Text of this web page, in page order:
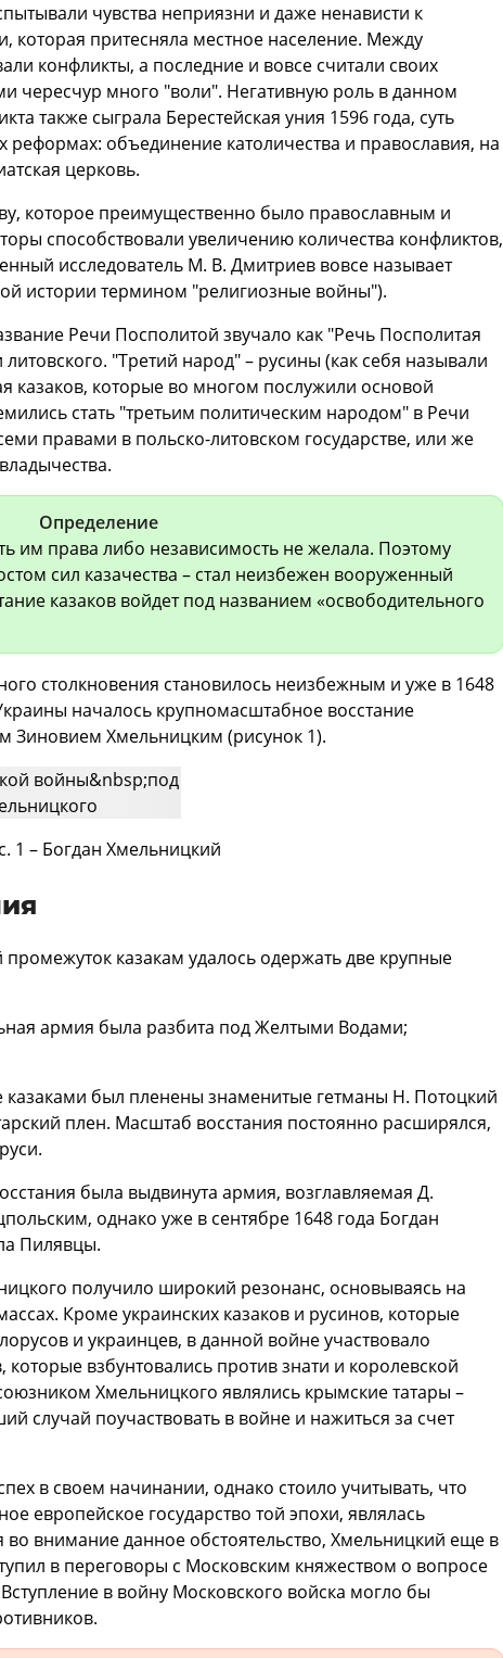
чувства неприязни и даже ненависти к
которая притесняла местное население. Между
конфликты, а последние и вовсе считали своих
чересчур много "воли". Негативную роль в данном
также сыграла Берестейская уния 1596 года, суть
реформах: объединение католичества и православия, на
церковь.
которое преимущественно было православным и
способствовали увеличению количества конфликтов,
исследователь М. В. Дмитриев вовсе называет
истории термином "религиозные войны").
Речи Посполитой звучало как "Речь Посполитая
"Третий народ" – русины (как себя называли
казаков, которые во многом послужили основой
стать "третьим политическим народом" в Речи
правами в польско-литовском государстве, или же
Определение
им права либо независимость не желала. Поэтому
сил казачества – стал неизбежен вооруженный
казаков войдет под названием «освободительного
столкновения становилось неизбежным и уже в 1648
началось крупномасштабное восстание
Зиновием Хмельницким (рисунок 1).
1 – Богдан Хмельницкий
казакам удалось одержать две крупные
армия была разбита под Желтыми Водами;
казаками был пленены знаменитые гетманы Н. Потоцкий
плен. Масштаб восстания постоянно расширялся,
была выдвинута армия, возглавляемая Д.
однако уже в сентябре 1648 года Богдан
Пилявцы.
получило широкий резонанс, основываясь на
Кроме украинских казаков и русинов, которые
и украинцев, в данной войне участвовало
взбунтовались против знати и королевской
Хмельницкого являлись крымские татары –
случай поучаствовать в войне и нажиться за счет
в своем начинании, однако стоило учитывать, что
европейское государство той эпохи, являлась
внимание данное обстоятельство, Хмельницкий еще в
в переговоры с Московским княжеством о вопросе
в войну Московского войска могло бы